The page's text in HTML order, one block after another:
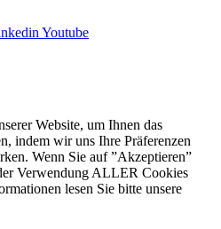
Youtube
Website, um Ihnen das
indem wir uns Ihre Präferenzen
Wenn Sie auf ”Akzeptieren”
Verwendung ALLER Cookies
lesen Sie bitte unsere